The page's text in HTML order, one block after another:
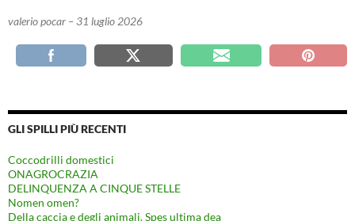
valerio pocar – 31 luglio 2026
GLI SPILLI PIÙ RECENTI
Coccodrilli domestici
ONAGROCRAZIA
DELINQUENZA A CINQUE STELLE
Nomen omen?
Della caccia e degli animali. Spes ultima dea